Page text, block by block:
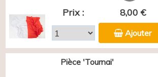
Prix : 8,00 €
Ajouter
Pièce 'Tournai'